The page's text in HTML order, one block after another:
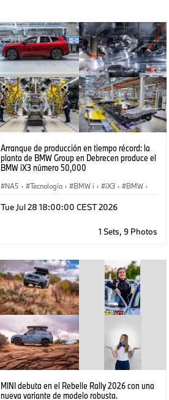
Arranque de producción en tiempo récord: la
planta de BMW Group en Debrecen produce el
BMW iX3 número 50,000
NA5 · Tecnología · BMW i · iX3 · BMW ·
Tue Jul 28 18:00:00 CEST 2026
1 Sets, 9 Photos
MINI debuta en el Rebelle Rally 2026 con una
nueva variante de modelo robusta.